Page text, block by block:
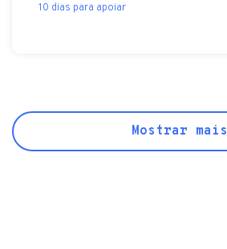
10 dias para apoiar
Mostrar mais